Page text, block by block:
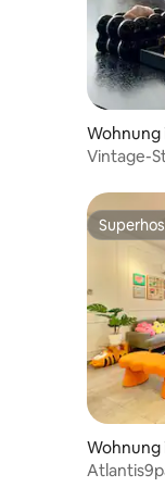
Wohnung
Vintage-
Wohnung